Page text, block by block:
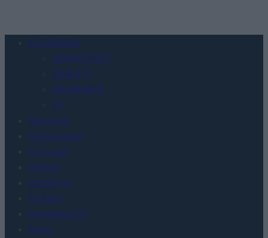
Urządzenia
SMARTFONY
TABLETY
WEARABLE
TV
Recenzje
Porównania
Co kupić
Porady
Promocje
FinTech
Hardware PC
Moto